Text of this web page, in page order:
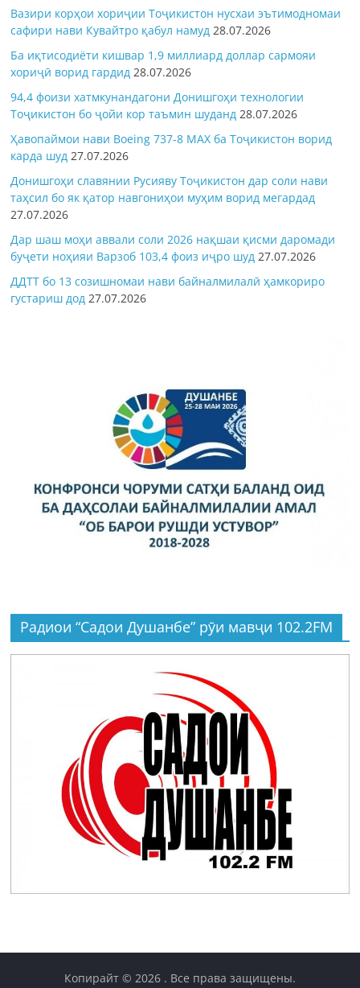
Вазири корҳои хориҷии Тоҷикистон нусхаи эътимодномаи
сафири нави Кувайтро қабул намуд 28.07.2026
Ба иқтисодиёти кишвар 1,9 миллиард доллар сармояи
хориҷӣ ворид гардид 28.07.2026
94,4 фоизи хатмкунандагони Донишгоҳи технологии
Тоҷикистон бо ҷойи кор таъмин шуданд 28.07.2026
Ҳавопаймои нави Boeing 737-8 MAX ба Тоҷикистон ворид
карда шуд 27.07.2026
Донишгоҳи славянии Русияву Тоҷикистон дар соли нави
таҳсил бо як қатор навгониҳои муҳим ворид мегардад
27.07.2026
Дар шаш моҳи аввали соли 2026 нақшаи қисми даромади
буҷети ноҳияи Варзоб 103,4 фоиз иҷро шуд 27.07.2026
ДДТТ бо 13 созишномаи нави байналмилалӣ ҳамкориро
густариш дод 27.07.2026
Радиои “Садои Душанбе” рӯи мавҷи 102.2FM
Копирайт © 2026 . Все права защищены.